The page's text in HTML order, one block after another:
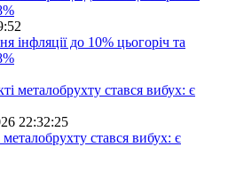
інфляції до 10% цьогоріч та
22:32:25
стався вибух: є